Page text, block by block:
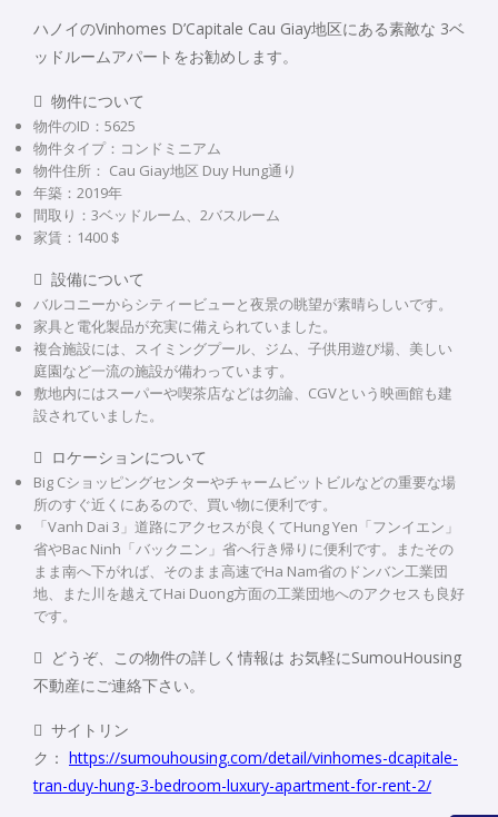
ハノイのVinhomes D’Capitale Cau Giay地区にある素敵な 3ベ
ッドルームアパートをお勧めします。
 物件について
物件のID：5625
物件タイプ：コンドミニアム
物件住所： Cau Giay地区 Duy Hung通り
年築：2019年
間取り：3ベッドルーム、2バスルーム
家賃：1400＄
 設備について
バルコニーからシティービューと夜景の眺望が素晴らしいです。
家具と電化製品が充実に備えられていました。
複合施設には、スイミングプール、ジム、子供用遊び場、美しい
庭園など一流の施設が備わっています。
敷地内にはスーパーや喫茶店などは勿論、CGVという映画館も建
設されていました。
 ロケーションについて
Big Cショッピングセンターやチャームビットビルなどの重要な場
所のすぐ近くにあるので、買い物に便利です。
「Vanh Dai 3」道路にアクセスが良くてHung Yen「フンイエン」
省やBac Ninh「バックニン」省へ行き帰りに便利です。またその
まま南へ下がれば、そのまま高速でHa Nam省のドンバン工業団
地、また川を越えてHai Duong方面の工業団地へのアクセスも良好
です。
 どうぞ、この物件の詳しく情報は お気軽にSumouHousing
不動産にご連絡下さい。
 サイトリン
ク： https://sumouhousing.com/detail/vinhomes-dcapitale-
tran-duy-hung-3-bedroom-luxury-apartment-for-rent-2/